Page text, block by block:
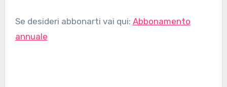
Se desideri abbonarti vai qui: Abbonamento
annuale